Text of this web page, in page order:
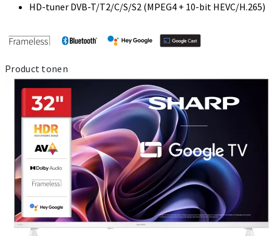
HD-tuner DVB-T/T2/C/S/S2 (MPEG4 + 10-bit HEVC/H.265)
Product tonen